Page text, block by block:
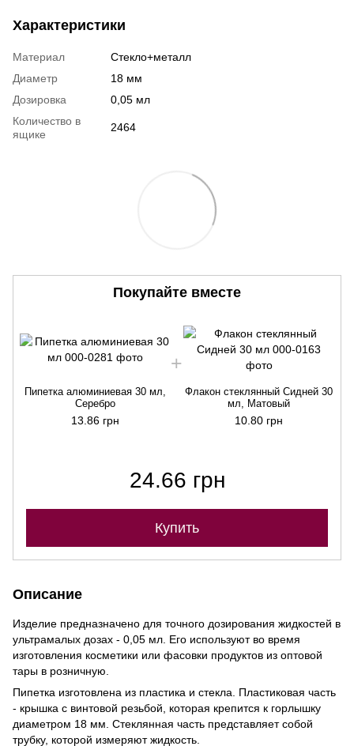
Характеристики
Материал
Стекло+металл
Диаметр
18 мм
Дозировка
0,05 мл
Количество в
ящике
2464
Покупайте вместе
Пипетка алюминиевая 30 мл,
Серебро
13.86 грн
Флакон стеклянный Сидней 30
мл, Матовый
10.80 грн
24.66 грн
Купить
Описание
Изделие предназначено для точного дозирования жидкостей в
ультрамалых дозах - 0,05 мл. Его используют во время
изготовления косметики или фасовки продуктов из оптовой
тары в розничную.
Пипетка изготовлена из пластика и стекла. Пластиковая часть
- крышка с винтовой резьбой, которая крепится к горлышку
диаметром 18 мм. Стеклянная часть представляет собой
трубку, которой измеряют жидкость.